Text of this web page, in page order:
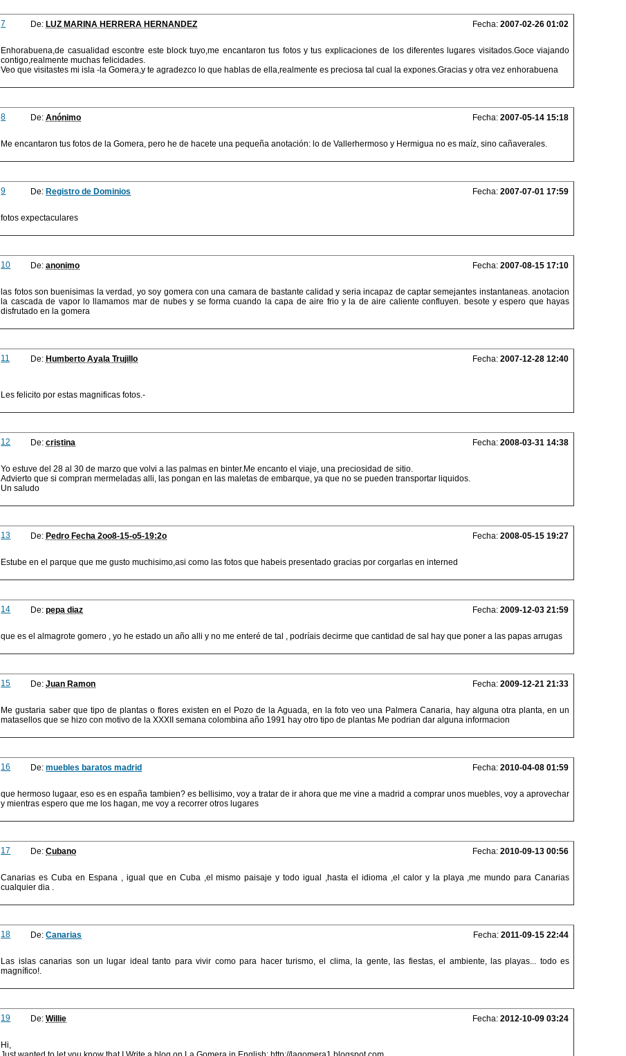
7 De: LUZ MARINA HERRERA HERNANDEZ Fecha:2007-02-26 01:02
Enhorabuena,de casualidad escontre este block tuyo,me encantaron tus fotos y tus explicaciones de los diferentes lugares visitados.Goce viajando
contigo,realmente muchas felicidades.
Veo que visitastes mi isla -la Gomera,y te agradezco lo que hablas de ella,realmente es preciosa tal cual la expones.Gracias y otra vez enhorabuena
8 De:Anónimo Fecha:2007-05-14 15:18
Me encantaron tus fotos de la Gomera, pero he de hacete una pequeña anotación: lo de Vallerhermoso y Hermigua no es maíz, sino cañaverales.
9 De: Registro de Dominios Fecha:2007-07-01 17:59
fotos expectaculares
10 De:anonimo Fecha:2007-08-15 17:10
las fotos son buenisimas la verdad, yo soy gomera con una camara de bastante calidad y seria incapaz de captar semejantes instantaneas. anotacion
la cascada de vapor lo llamamos mar de nubes y se forma cuando la capa de aire frio y la de aire caliente confluyen. besote y espero que hayas
disfrutado en la gomera
11 De: Humberto Ayala Trujillo Fecha:2007-12-28 12:40
Les felicito por estas magnificas fotos.-
12 De:cristina Fecha:2008-03-31 14:38
Yo estuve del 28 al 30 de marzo que volvi a las palmas en binter.Me encanto el viaje, una preciosidad de sitio.
Advierto que si compran mermeladas alli, las pongan en las maletas de embarque, ya que no se pueden transportar liquidos.
Un saludo
13 De: Pedro Fecha 2oo8-15-o5-19:2o Fecha:2008-05-15 19:27
Estube en el parque que me gusto muchisimo,asi como las fotos que habeis presentado gracias por corgarlas en interned
14 De:pepa diaz Fecha:2009-12-03 21:59
que es el almagrote gomero , yo he estado un año alli y no me enteré de tal , podríais decirme que cantidad de sal hay que poner a las papas arrugas
15 De:Juan Ramon Fecha:2009-12-21 21:33
Me gustaria saber que tipo de plantas o flores existen en el Pozo de la Aguada, en la foto veo una Palmera Canaria, hay alguna otra planta, en un
matasellos que se hizo con motivo de la XXXII semana colombina año 1991 hay otro tipo de plantas Me podrian dar alguna informacion
16 De:muebles baratos madrid Fecha:2010-04-08 01:59
que hermoso lugaar, eso es en españa tambien? es bellisimo, voy a tratar de ir ahora que me vine a madrid a comprar unos muebles, voy a aprovechar
y mientras espero que me los hagan, me voy a recorrer otros lugares
17 De:Cubano Fecha:2010-09-13 00:56
Canarias es Cuba en Espana , igual que en Cuba ,el mismo paisaje y todo igual ,hasta el idioma ,el calor y la playa ,me mundo para Canarias
cualquier dia .
18 De:Canarias Fecha:2011-09-15 22:44
Las islas canarias son un lugar ideal tanto para vivir como para hacer turismo, el clima, la gente, las fiestas, el ambiente, las playas... todo es
magnífico!.
19 De:Willie Fecha:2012-10-09 03:24
Hi,